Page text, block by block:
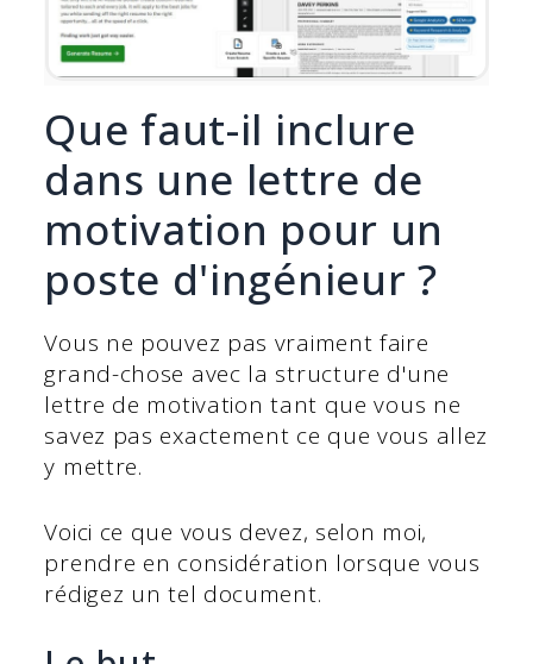
Que faut-il inclure
dans une lettre de
motivation pour un
poste d'ingénieur ?
Vous ne pouvez pas vraiment faire
grand-chose avec la structure d'une
lettre de motivation tant que vous ne
savez pas exactement ce que vous allez
y mettre.
Voici ce que vous devez, selon moi,
prendre en considération lorsque vous
rédigez un tel document.